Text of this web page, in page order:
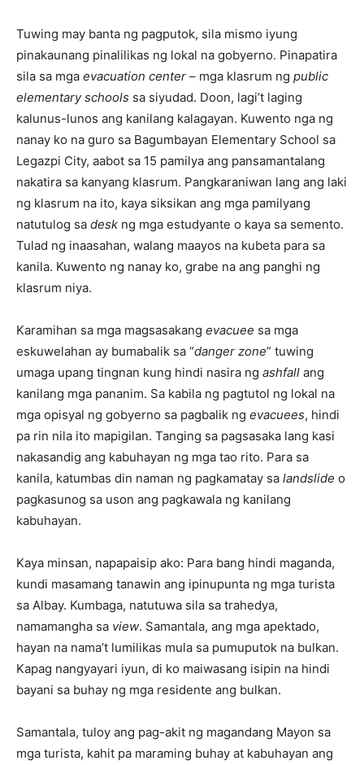
Tuwing may banta ng pagputok, sila mismo iyung
pinakaunang pinalilikas ng lokal na gobyerno. Pinapatira
sila sa mga evacuation center – mga klasrum ng public
elementary schools sa siyudad. Doon, lagi’t laging
kalunus-lunos ang kanilang kalagayan. Kuwento nga ng
nanay ko na guro sa Bagumbayan Elementary School sa
Legazpi City, aabot sa 15 pamilya ang pansamantalang
nakatira sa kanyang klasrum. Pangkaraniwan lang ang laki
ng klasrum na ito, kaya siksikan ang mga pamilyang
natutulog sa desk ng mga estudyante o kaya sa semento.
Tulad ng inaasahan, walang maayos na kubeta para sa
kanila. Kuwento ng nanay ko, grabe na ang panghi ng
klasrum niya.
Karamihan sa mga magsasakang evacuee sa mga
eskuwelahan ay bumabalik sa “danger zone” tuwing
umaga upang tingnan kung hindi nasira ng ashfall ang
kanilang mga pananim. Sa kabila ng pagtutol ng lokal na
mga opisyal ng gobyerno sa pagbalik ng evacuees, hindi
pa rin nila ito mapigilan. Tanging sa pagsasaka lang kasi
nakasandig ang kabuhayan ng mga tao rito. Para sa
kanila, katumbas din naman ng pagkamatay sa landslide o
pagkasunog sa uson ang pagkawala ng kanilang
kabuhayan.
Kaya minsan, napapaisip ako: Para bang hindi maganda,
kundi masamang tanawin ang ipinupunta ng mga turista
sa Albay. Kumbaga, natutuwa sila sa trahedya,
namamangha sa view. Samantala, ang mga apektado,
hayan na nama’t lumilikas mula sa pumuputok na bulkan.
Kapag nangyayari iyun, di ko maiwasang isipin na hindi
bayani sa buhay ng mga residente ang bulkan.
Samantala, tuloy ang pag-akit ng magandang Mayon sa
mga turista, kahit pa maraming buhay at kabuhayan ang